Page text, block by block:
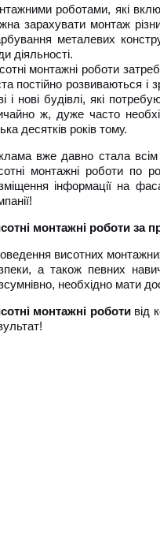
роботами, які
зарахувати монтаж
металевих
діяльності.
монтажні роботи
постійно розвиваються
і нові будівлі, які
ж, дуже часто
десятків років тому.
вже давно стала
монтажні роботи по
інформації на
монтажні роботи за
висотних
а також певних
необхідно мати
монтажні роботи від